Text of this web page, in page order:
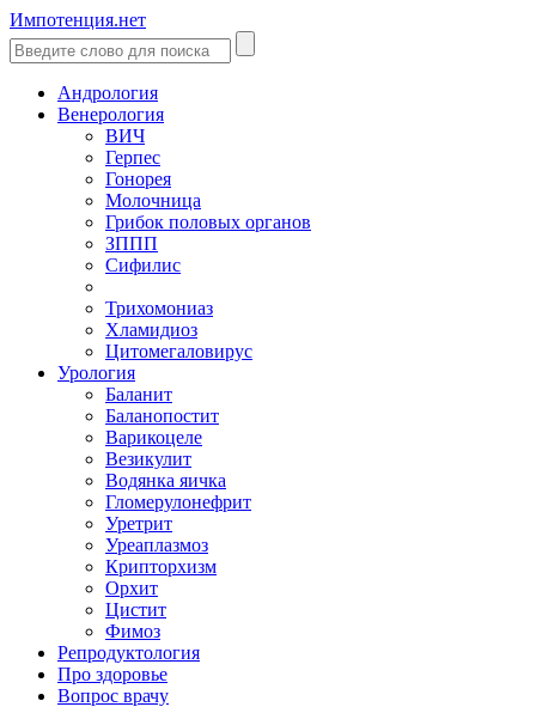
Импотенция.нет
Андрология
Венерология
ВИЧ
Герпес
Гонорея
Молочница
Грибок половых органов
ЗППП
Сифилис
Трихомониаз
Хламидиоз
Цитомегаловирус
Урология
Баланит
Баланопостит
Варикоцеле
Везикулит
Водянка яичка
Гломерулонефрит
Уретрит
Уреаплазмоз
Крипторхизм
Орхит
Цистит
Фимоз
Репродуктология
Про здоровье
Вопрос врачу